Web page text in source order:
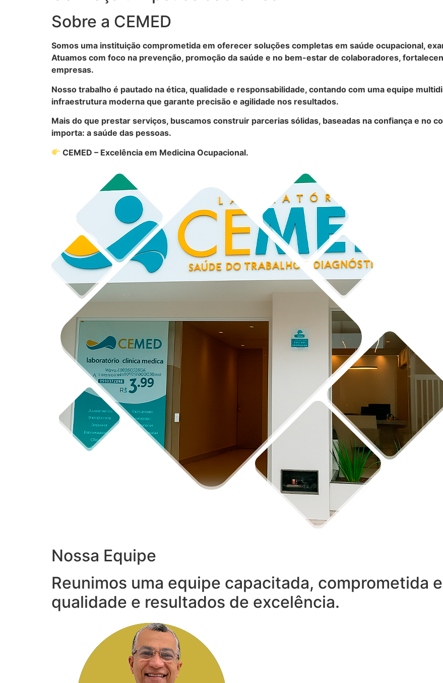
Sobre a CEMED
Somos uma instituição comprometida em oferecer soluções completas em saúde ocupacional,
Atuamos com foco na prevenção, promoção da saúde e no bem-estar de colaboradores,
empresas.
Nosso trabalho é pautado na ética, qualidade e responsabilidade, contando com uma equipe
infraestrutura moderna que garante precisão e agilidade nos resultados.
Mais do que prestar serviços, buscamos construir parcerias sólidas, baseadas na confiança e no
importa: a saúde das pessoas.
CEMED – Excelência em Medicina Ocupacional.
Nossa Equipe
Reunimos uma equipe capacitada, comprometida
qualidade e resultados de excelência.